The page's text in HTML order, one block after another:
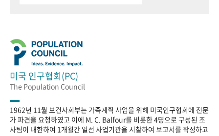
미국 인구협회(PC)
The Population Council
1962년 11월 보건사회부는 가족계획 사업을 위해 미국인구협회에 전문
가 파견을 요청하였고 이에 M. C. Balfour를 비롯한 4명으로 구성된 조
사팀이 내한하여 1개월간 일선 사업기관을 시찰하여 보고서를 작성하고